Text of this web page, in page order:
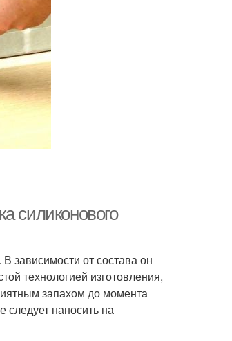
силиконового
зависимости от состава он
технологией изготовления,
запахом до момента
следует наносить на